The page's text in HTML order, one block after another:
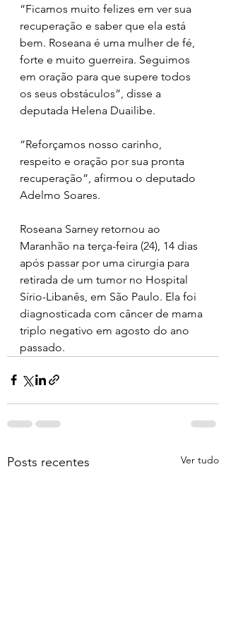
“Ficamos muito felizes em ver sua
recuperação e saber que ela está
bem. Roseana é uma mulher de fé,
forte e muito guerreira. Seguimos
em oração para que supere todos
os seus obstáculos”, disse a
deputada Helena Duailibe.
“Reforçamos nosso carinho,
respeito e oração por sua pronta
recuperação”, afirmou o deputado
Adelmo Soares.
Roseana Sarney retornou ao
Maranhão na terça-feira (24), 14 dias
após passar por uma cirurgia para
retirada de um tumor no Hospital
Sírio-Libanês, em São Paulo. Ela foi
diagnosticada com câncer de mama
triplo negativo em agosto do ano
passado.
Posts recentes Ver tudo